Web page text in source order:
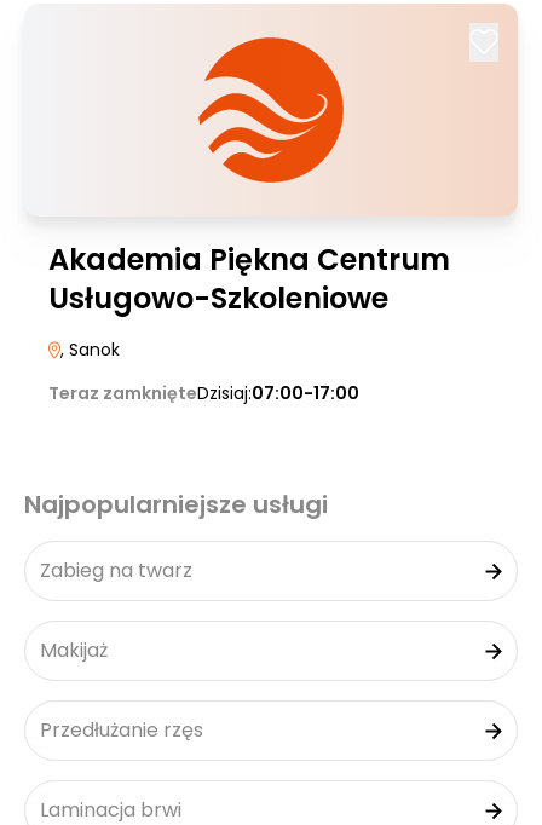
Akademia Piękna Centrum
Usługowo-Szkoleniowe
, Sanok
Teraz zamknięteDzisiaj:07:00-17:00
Najpopularniejsze usługi
Zabieg na twarz
Makijaż
Przedłużanie rzęs
Laminacja brwi